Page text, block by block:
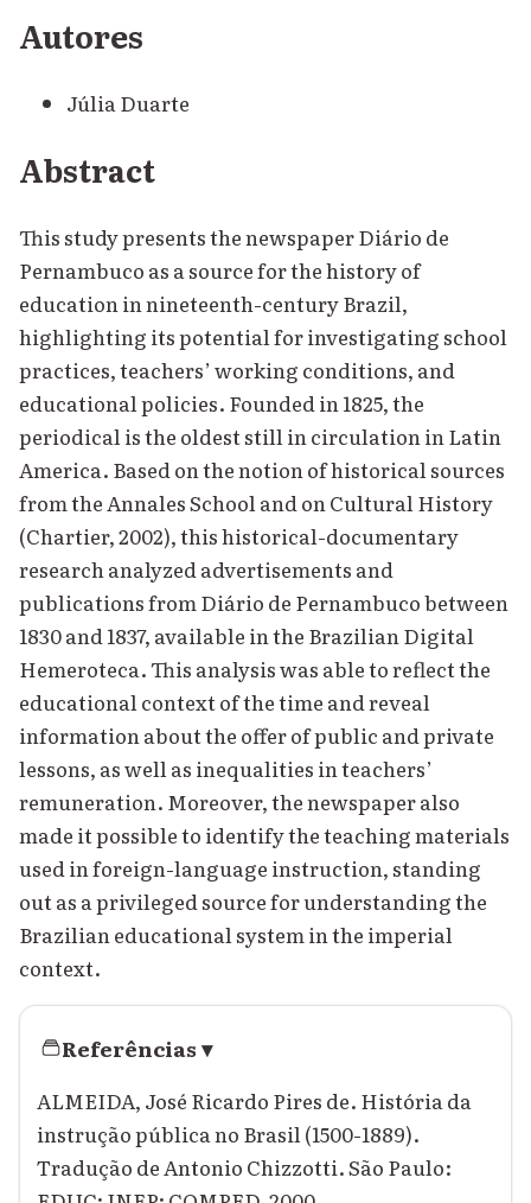
Autores
Júlia Duarte
Abstract
This study presents the newspaper Diário de
Pernambuco as a source for the history of
education in nineteenth-century Brazil,
highlighting its potential for investigating school
practices, teachers’ working conditions, and
educational policies. Founded in 1825, the
periodical is the oldest still in circulation in Latin
America. Based on the notion of historical sources
from the Annales School and on Cultural History
(Chartier, 2002), this historical-documentary
research analyzed advertisements and
publications from Diário de Pernambuco between
1830 and 1837, available in the Brazilian Digital
Hemeroteca. This analysis was able to reflect the
educational context of the time and reveal
information about the offer of public and private
lessons, as well as inequalities in teachers’
remuneration. Moreover, the newspaper also
made it possible to identify the teaching materials
used in foreign-language instruction, standing
out as a privileged source for understanding the
Brazilian educational system in the imperial
context.
Referências▾
ALMEIDA, José Ricardo Pires de. História da
instrução pública no Brasil (1500-1889).
Tradução de Antonio Chizzotti. São Paulo: